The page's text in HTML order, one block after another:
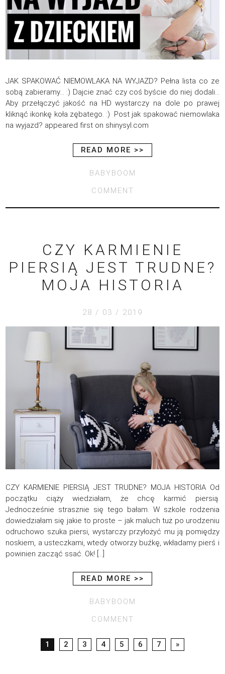
JAK SPAKOWAĆ NIEMOWLAKA NA WYJAZD? Pełna lista co ze
sobą zabieramy… :) Dajcie znać czy coś byście do niej dodali…
Aby przełączyć jakość na HD wystarczy na dole po prawej
kliknąć ikonkę koła zębatego. :) Post jak spakować niemowlaka
na wyjazd? appeared first on shinysyl.com
READ MORE >>
BABYBOOM
COMMENT
CZY KARMIENIE
PIERSIĄ JEST TRUDNE?
MOJA HISTORIA
28 / 03 / 2019
CZY KARMIENIE PIERSIĄ JEST TRUDNE? MOJA HISTORIA Od
początku ciąży wiedziałam, że chcę karmić piersią.
Jednocześnie strasznie się tego bałam. W szkole rodzenia
dowiedziałam się jakie to proste – jak maluch tuż po urodzeniu
odruchowo szuka piersi, wystarczy przyłożyć mu ją pomiędzy
noskiem, a usteczkami, wtedy otworzy buźkę, wkładamy pierś i
powinien zacząć ssać. Ok! […]
READ MORE >>
BABYBOOM
COMMENT
1 2 3 4 5 6 7 »